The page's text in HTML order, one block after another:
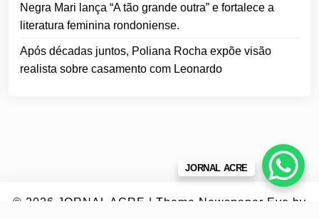
Negra Mari lança “A tão grande outra” e fortalece a
literatura feminina rondoniense.
Após décadas juntos, Poliana Rocha expõe visão
realista sobre casamento com Leonardo
© 2026 JORNAL ACRE | Theme Newspaper Eye by
JORNAL ACRE